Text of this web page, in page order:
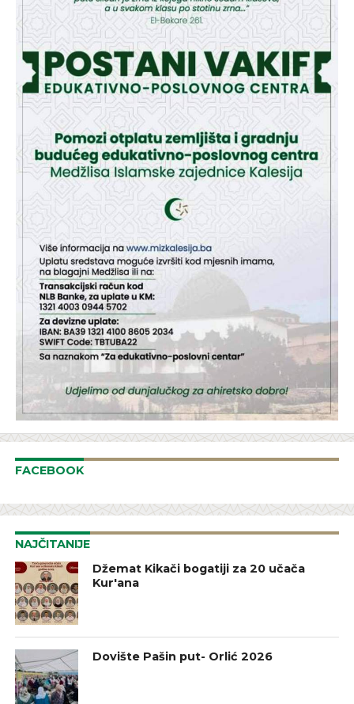
FACEBOOK
NAJČITANIJE
Džemat Kikači bogatiji za 20 učača
Kur'ana
Dovište Pašin put- Orlić 2026